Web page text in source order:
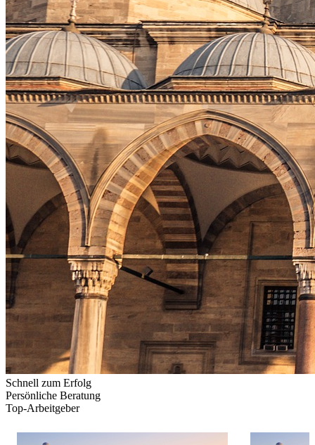
Schnell zum Erfolg
Persönliche Beratung
Top-Arbeitgeber